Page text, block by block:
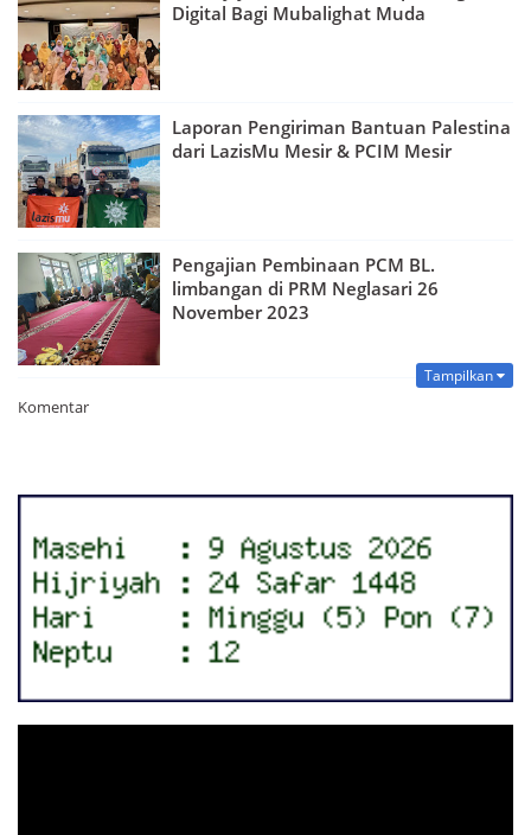
Digital Bagi Mubalighat Muda
Laporan Pengiriman Bantuan Palestina
dari LazisMu Mesir & PCIM Mesir
Pengajian Pembinaan PCM BL.
limbangan di PRM Neglasari 26
November 2023
By
Shroff
Komentar
Tampilkan